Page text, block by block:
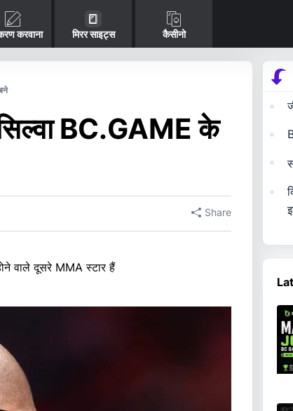
करवाना मिरर साइट्स कैसीनो
BC.GAME के
Share
वाले दूसरे MMA स्टार हैं